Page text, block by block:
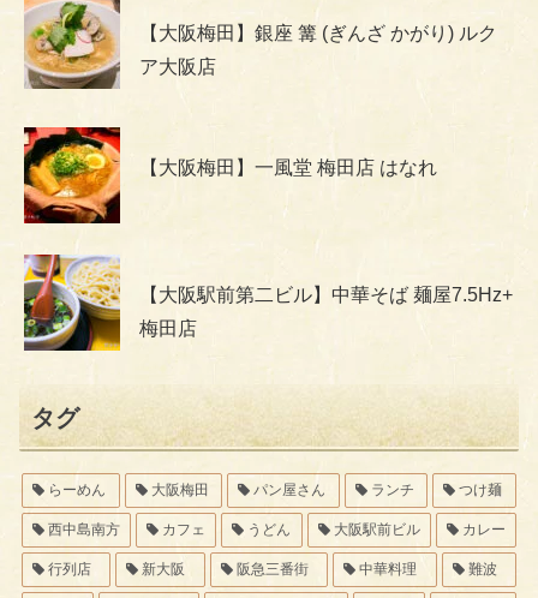
【大阪梅田】銀座 篝 (ぎんざ かがり) ルク
ア大阪店
【大阪梅田】一風堂 梅田店 はなれ
【大阪駅前第二ビル】中華そば 麺屋7.5Hz+
梅田店
タグ
らーめん 大阪梅田 パン屋さん ランチ つけ麺
西中島南方 カフェ うどん 大阪駅前ビル カレー
行列店 新大阪 阪急三番街 中華料理 難波